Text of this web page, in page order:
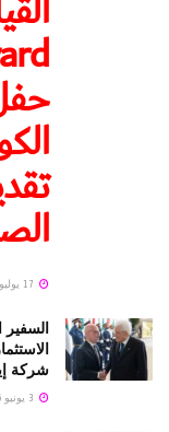
السفير
شركة